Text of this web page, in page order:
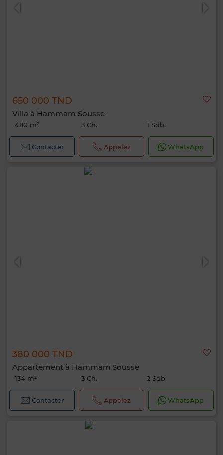
650 000 TND
Villa à Hammam Sousse
480 m² 3 Ch. 1 Sdb.
Contacter Appelez WhatsApp
380 000 TND
Appartement à Hammam Sousse
134 m² 3 Ch. 2 Sdb.
Contacter Appelez WhatsApp